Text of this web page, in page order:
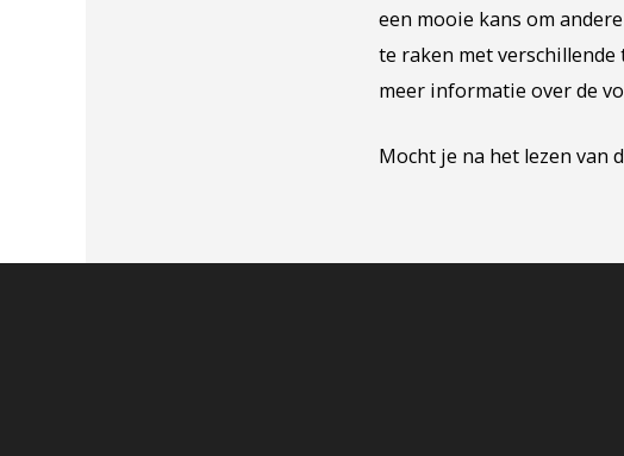
een mooie kans om
te raken met
meer informatie over de
Mocht je na het lezen